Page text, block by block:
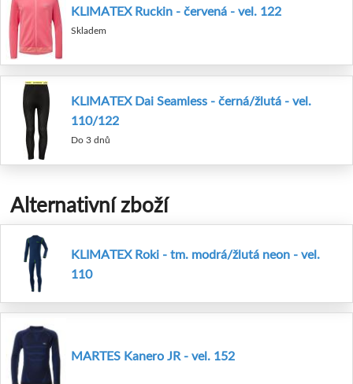
KLIMATEX Ruckin - červená - vel. 122
Skladem
KLIMATEX Dai Seamless - černá/žlutá - vel.
110/122
Do 3 dnů
Alternativní zboží
KLIMATEX Roki - tm. modrá/žlutá neon - vel.
110
MARTES Kanero JR - vel. 152